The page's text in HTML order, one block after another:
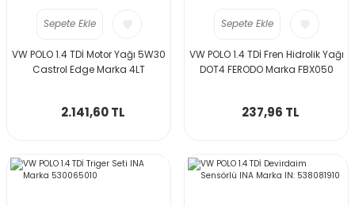
Sepete Ekle
VW POLO 1.4 TDİ Motor Yağı 5W30
Castrol Edge Marka 4LT
2.141,60 TL
Sepete Ekle
VW POLO 1.4 TDİ Fren Hidrolik Yağı
DOT4 FERODO Marka FBX050
237,96 TL